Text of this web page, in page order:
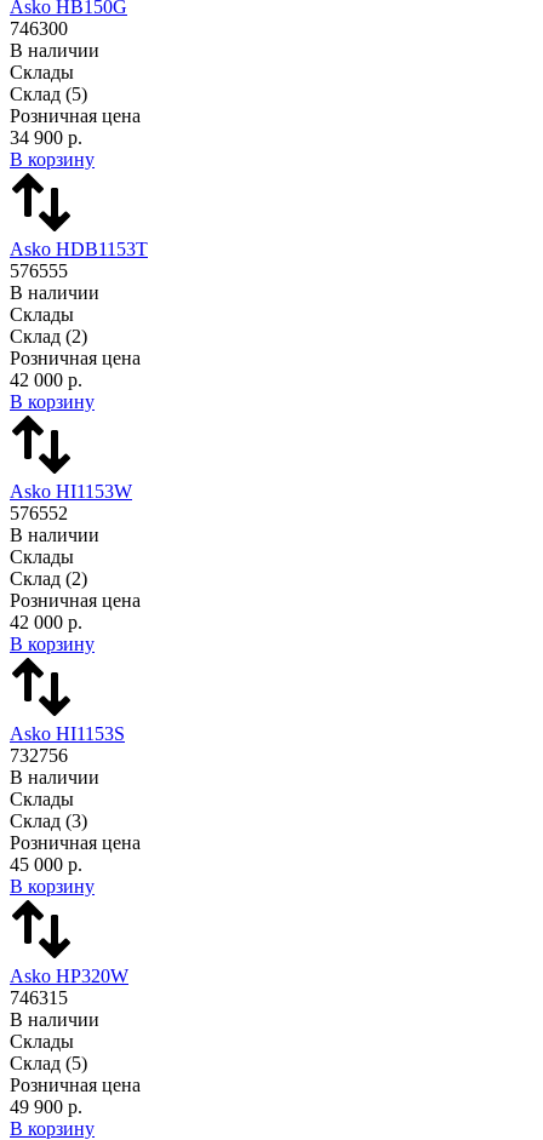
Asko HB150G
746300
В наличии
Склады
Склад (5)
Розничная цена
34 900 р.
В корзину
Asko HDB1153T
576555
В наличии
Склады
Склад (2)
Розничная цена
42 000 р.
В корзину
Asko HI1153W
576552
В наличии
Склады
Склад (2)
Розничная цена
42 000 р.
В корзину
Asko HI1153S
732756
В наличии
Склады
Склад (3)
Розничная цена
45 000 р.
В корзину
Asko HP320W
746315
В наличии
Склады
Склад (5)
Розничная цена
49 900 р.
В корзину